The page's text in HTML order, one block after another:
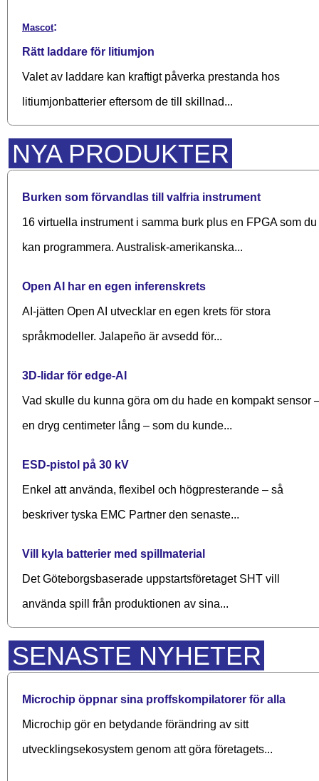
Mascot:
Rätt laddare för litiumjon
Valet av laddare kan kraftigt påverka prestanda hos
litiumjonbatterier eftersom de till skillnad...
NYA PRODUKTER
Burken som förvandlas till valfria instrument
16 virtuella instrument i samma burk plus en FPGA som du
kan programmera. Australisk-amerikanska...
Open AI har en egen inferenskrets
AI-jätten Open AI utvecklar en egen krets för stora
språkmodeller. Jalapeño är avsedd för...
3D-lidar för edge-AI
Vad skulle du kunna göra om du hade en kompakt sensor
en dryg centimeter lång – som du kunde...
ESD-pistol på 30 kV
Enkel att använda, flexibel och högpresterande – så
beskriver tyska EMC Partner den senaste...
Vill kyla batterier med spillmaterial
Det Göteborgsbaserade upp­starts­företaget SHT vill
använda spill från produktionen av sina...
SENASTE NYHETER
Microchip öppnar sina proffskompilatorer för alla
Microchip gör en betydande förändring av sitt
utvecklingsekosystem genom att göra företagets...